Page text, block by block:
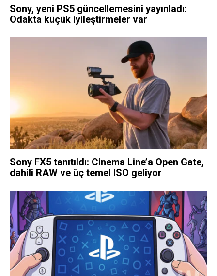
Sony, yeni PS5 güncellemesini yayınladı:
Odakta küçük iyileştirmeler var
Sony FX5 tanıtıldı: Cinema Line’a Open Gate,
dahili RAW ve üç temel ISO geliyor